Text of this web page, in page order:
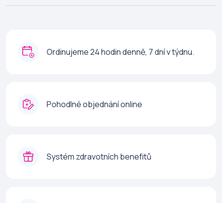
Ordinujeme 24 hodin denně, 7 dní v týdnu.
Pohodlné objednání online
Systém zdravotních benefitů